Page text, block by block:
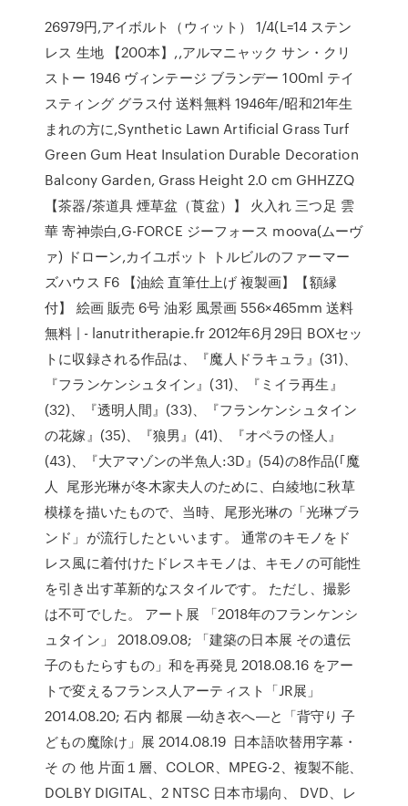
26979円,アイボルト（ウィット） 1/4(L=14 ステン
レス 生地 【200本】,,アルマニャック サン・クリ
ストー 1946 ヴィンテージ ブランデー 100ml テイ
スティング グラス付 送料無料 1946年/昭和21年生
まれの方に,Synthetic Lawn Artificial Grass Turf
Green Gum Heat Insulation Durable Decoration
Balcony Garden, Grass Height 2.0 cm GHHZZQ
【茶器/茶道具 煙草盆（莨盆）】 火入れ 三つ足 雲
華 寄神崇白,G-FORCE ジーフォース moova(ムーヴ
ァ) ドローン,カイユボット トルビルのファーマー
ズハウス F6 【油絵 直筆仕上げ 複製画】【額縁
付】 絵画 販売 6号 油彩 風景画 556×465mm 送料
無料 | - lanutritherapie.fr 2012年6月29日 BOXセッ
トに収録される作品は、『魔人ドラキュラ』(31)、
『フランケンシュタイン』(31)、『ミイラ再生』
(32)、『透明人間』(33)、『フランケンシュタイン
の花嫁』(35)、『狼男』(41)、『オペラの怪人』
(43)、『大アマゾンの半魚人:3D』(54)の8作品(｢魔
人 尾形光琳が冬木家夫人のために、白綾地に秋草
模様を描いたもので、当時、尾形光琳の「光琳ブラ
ンド」が流行したといいます。 通常のキモノをド
レス風に着付けたドレスキモノは、キモノの可能性
を引き出す革新的なスタイルです。 ただし、撮影
は不可でした。 アート展 「2018年のフランケンシ
ュタイン」 2018.09.08; 「建築の日本展 その遺伝
子のもたらすもの」和を再発見 2018.08.16 をアー
トで変えるフランス人アーティスト「JR展」
2014.08.20; 石内 都展 ―幼き衣へ―と「背守り 子
どもの魔除け」展 2014.08.19 日本語吹替用字幕・
そ の 他 片面１層、COLOR、MPEG-2、複製不能、
DOLBY DIGITAL、2 NTSC 日本市場向、 DVD、レ